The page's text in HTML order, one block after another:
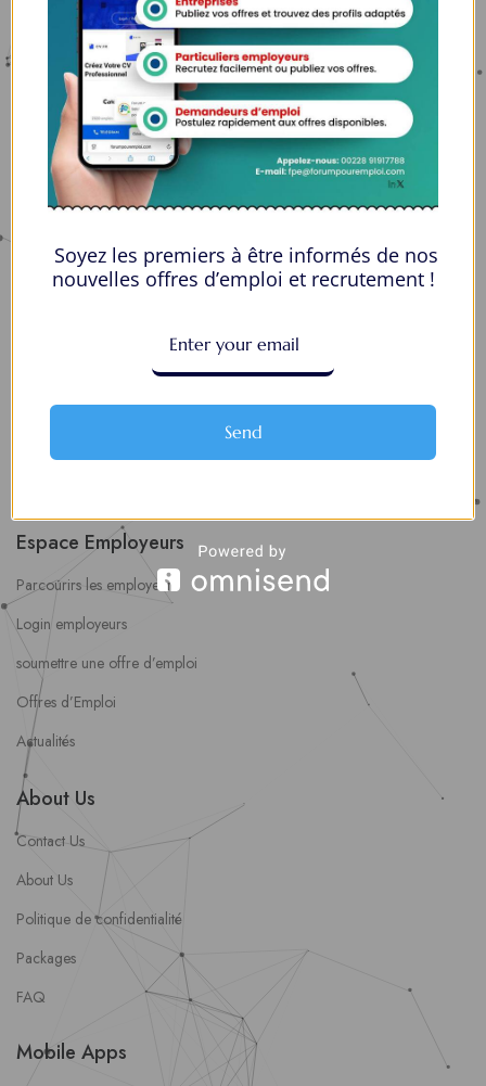
opportunité professionnelle ou que vous souhaitiez recruter les meilleurs
Lome, Togo
fpe@forumpouremploi.com / 0022891917788
Parcourir les Candidats
Postuler en ligne : 5 erreurs courantes à éviter pour maximiser vos
Espace Employeurs
Parcourirs les employeurs
Login employeurs
soumettre une offre d’emploi
Offres d’Emploi
Actualités
About Us
Contact Us
About Us
Politique de confidentialité
Packages
FAQ
Mobile Apps
Soyez les premiers à être informés de nos
nouvelles offres d’emploi et recrutement !
Send